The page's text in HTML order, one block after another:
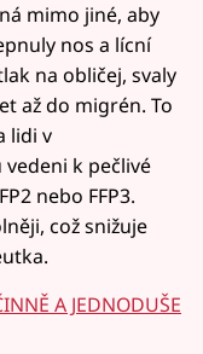
mimo jiné, aby
nos a lícní
na obličej, svaly
až do migrén. To
lidi v
k pečlivé
nebo FFP3.
což snižuje
A JEDNODUŠE